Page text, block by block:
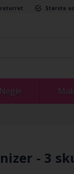
returret Største
Negle
- 3